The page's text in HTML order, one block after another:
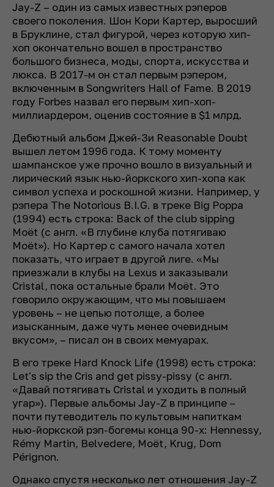
Jay-Z – один из самых известных рэперов
своего поколения. Шон Кори Картер, выросший
в Бруклине, стал фигурой, через которую хип-
хоп окончательно вошел в пространство
большого бизнеса, моды, спорта, искусства и
люкса. В 2017-м он стал первым рэпером,
включенным в Songwriters Hall of Fame. В 2019
году Forbes назвал его первым хип-хоп-
миллиардером, оценив состояние в $1 млрд.
Дебютный альбом Джей-Зи Reasonable Doubt
вышел летом 1996 года. К тому моменту
шампанское уже прочно вошло в визуальный и
лирический язык нью-йоркского хип-хопа как
символ успеха и роскошной жизни. Например, у
рэпера The Notorious B.I.G. в треке Big Poppa
(1994) есть строка: Back of the club sipping
Moët (с англ. «В глубине клуба потягиваю
Moët»). Но Картер с самого начала хотел
показать, что играет в другой лиге. «Мы
приезжали в клубы на Lexus и заказывали
Cristal, пока остальные брали Moët. Это
говорило окружающим, что мы повышаем
уровень – не цепью потолще, а более
изысканным, даже чуть менее очевидным
вкусом», – писал он в своих мемуарах.
В его треке Hard Knock Life (1998) есть строка:
Let's sip the Cris and get pissy-pissy (с англ.
«Давай потягивать Cristal и уходить в полный
угар»). Первые альбомы Jay-Z в принципе –
почти путеводитель по культовым напиткам
нью-йоркской рэп-богемы конца 90-х: Hennessy,
Rémy Martin, Belvedere, Moët, Krug, Dom
Pérignon.
Однако спустя несколько лет отношения Jay-Z